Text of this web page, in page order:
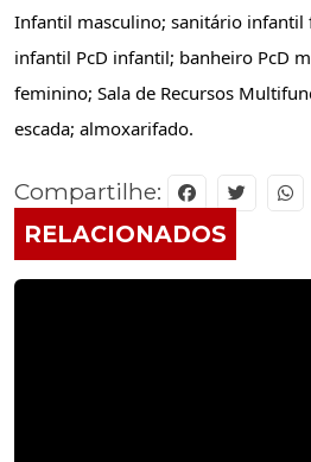
Infantil masculino; sanitário
infantil PcD infantil; banheiro PcD
feminino; Sala de Recursos
escada; almoxarifado.
Compartilhe:
RELACIONADOS